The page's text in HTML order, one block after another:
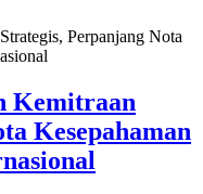
Kemitraan
Kesepahaman